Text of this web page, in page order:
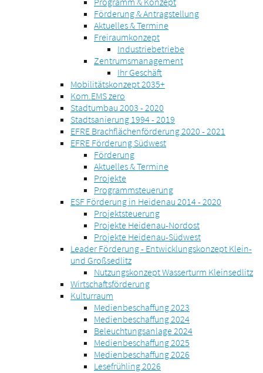
Förderung & Antragstellung
Aktuelles & Termine
Freiraumkonzept
Industriebetriebe
Zentrumsmanagement
Ihr Geschäft
Mobilitätskonzept 2035+
Kom.EMS zero
Stadtumbau 2003 - 2020
Stadtsanierung 1994 - 2019
EFRE Brachflächenförderung 2020 - 2021
EFRE Förderung Südwest
Förderung
Aktuelles & Termine
Projekte
Programmsteuerung
ESF Förderung in Heidenau 2014 - 2020
Projektsteuerung
Projekte Heidenau-Nordost
Projekte Heidenau-Südwest
Leader Förderung - Entwicklungskonzept Klein-
und Großsedlitz
Nutzungskonzept Wasserturm Kleinsedlitz
Wirtschaftsförderung
Kulturraum
Medienbeschaffung 2023
Medienbeschaffung 2024
Beleuchtungsanlage 2024
Medienbeschaffung 2025
Medienbeschaffung 2026
Lesefrühling 2026